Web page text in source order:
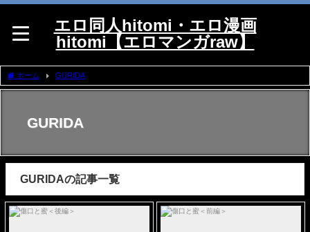
エロ同人hitomi・エロ漫画
hitomi【エロマンガraw】
ホーム GURIDA
GURIDA
GURIDAの記事一覧